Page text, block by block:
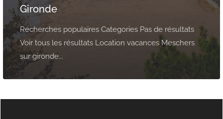
Gironde
Recherches populaires Categories Pas de résultats
Voir tous les résultats Location vacances Meschers
sur gironde...